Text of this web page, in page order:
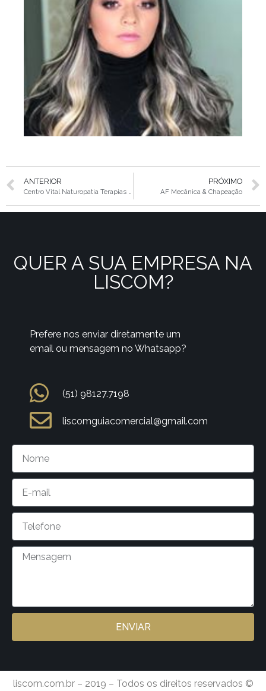
ANTERIOR
Centro Vital Naturopatia Terapias integrativas
PRÓXIMO
AF Mecânica & Chapeação
QUER A SUA EMPRESA NA
LISCOM?
Prefere nos enviar diretamente um
email ou mensagem no Whatsapp?
(51) 98127.7198
liscomguiacomercial@gmail.com
ENVIAR
liscom.com.br – 2019 – Todos os direitos reservados ©